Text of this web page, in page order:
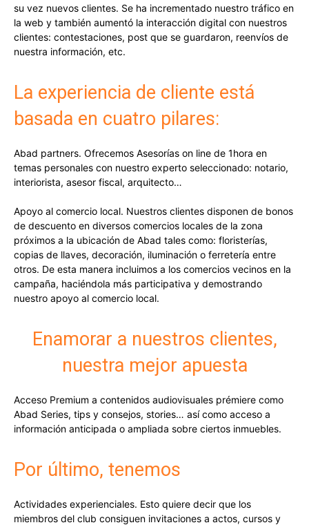
su vez nuevos clientes. Se ha incrementado nuestro tráfico en
la web y también aumentó la interacción digital con nuestros
clientes: contestaciones, post que se guardaron, reenvíos de
nuestra información, etc.
La experiencia de cliente está
basada en cuatro pilares:
Abad partners. Ofrecemos Asesorías on line de 1hora en
temas personales con nuestro experto seleccionado: notario,
interiorista, asesor fiscal, arquitecto…
Apoyo al comercio local. Nuestros clientes disponen de bonos
de descuento en diversos comercios locales de la zona
próximos a la ubicación de Abad tales como: floristerías,
copias de llaves, decoración, iluminación o ferretería entre
otros. De esta manera incluimos a los comercios vecinos en la
campaña, haciéndola más participativa y demostrando
nuestro apoyo al comercio local.
Enamorar a nuestros clientes,
nuestra mejor apuesta
Acceso Premium a contenidos audiovisuales prémiere como
Abad Series, tips y consejos, stories… así como acceso a
información anticipada o ampliada sobre ciertos inmuebles.
Por último, tenemos
Actividades experienciales. Esto quiere decir que los
miembros del club consiguen invitaciones a actos, cursos y